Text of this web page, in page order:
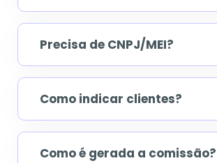
Precisa de CNPJ/MEI?
Como indicar clientes?
Como é gerada a comissão?